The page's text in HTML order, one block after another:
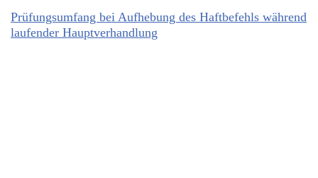
Prüfungsumfang bei Aufhebung des Haftbefehls während
laufender Hauptverhandlung